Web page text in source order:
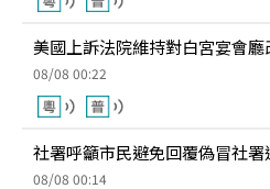
美國上訴法院維持對白宮宴會
08/08 00:22
社署呼籲市民避免回覆偽冒社署
08/08 00:14